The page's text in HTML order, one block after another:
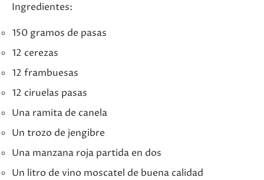
Ingredientes:
150 gramos de pasas
12 cerezas
12 frambuesas
12 ciruelas pasas
Una ramita de canela
Un trozo de jengibre
Una manzana roja partida en dos
Un litro de vino moscatel de buena calidad